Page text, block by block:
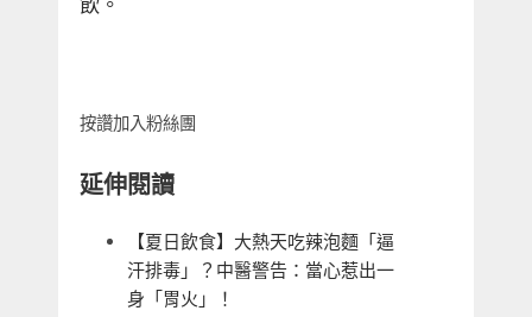
按讚加入粉絲團
延伸閱讀
【夏日飲食】大熱天吃辣泡麵「逼
汗排毒」？中醫警告：當心惹出一
身「胃火」！